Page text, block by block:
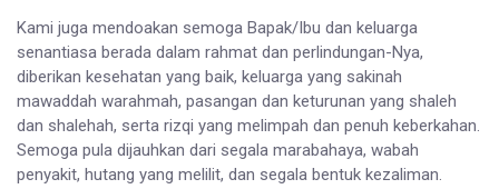
Kami juga mendoakan semoga Bapak/Ibu dan keluarga
senantiasa berada dalam rahmat dan perlindungan-Nya,
diberikan kesehatan yang baik, keluarga yang sakinah
mawaddah warahmah, pasangan dan keturunan yang shaleh
dan shalehah, serta rizqi yang melimpah dan penuh keberkahan.
Semoga pula dijauhkan dari segala marabahaya, wabah
penyakit, hutang yang melilit, dan segala bentuk kezaliman.